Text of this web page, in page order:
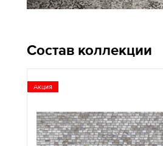
Состав коллекции
Акция